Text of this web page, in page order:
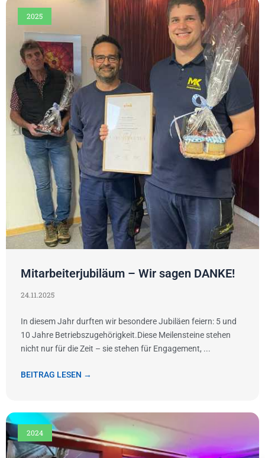
2025
Mitarbeiterjubiläum – Wir sagen DANKE!
24.11.2025
In diesem Jahr durften wir besondere Jubiläen feiern: 5 und
10 Jahre Betriebszugehörigkeit.Diese Meilensteine stehen
nicht nur für die Zeit – sie stehen für Engagement, ...
BEITRAG LESEN →
2024